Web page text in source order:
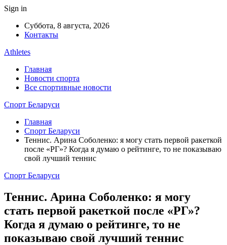
Sign in
Суббота, 8 августа, 2026
Контакты
Athletes
Главная
Новости спорта
Все спортивные новости
Спорт Беларуси
Главная
Спорт Беларуси
Теннис. Арина Соболенко: я могу стать первой ракеткой
после «РГ»? Когда я думаю о рейтинге, то не показываю
свой лучший теннис
Спорт Беларуси
Теннис. Арина Соболенко: я могу
стать первой ракеткой после «РГ»?
Когда я думаю о рейтинге, то не
показываю свой лучший теннис